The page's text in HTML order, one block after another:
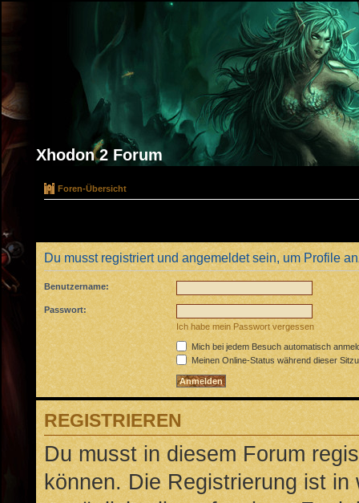
Xhodon 2 Forum
Foren-Übersicht
Du musst registriert und angemeldet sein, um Profile
Benutzername:
Passwort:
Ich habe mein Passwort vergessen
Mich bei jedem Besuch automatisch
Meinen Online-Status während dieser
REGISTRIEREN
Du musst in diesem Forum
können. Die Registrierung ist